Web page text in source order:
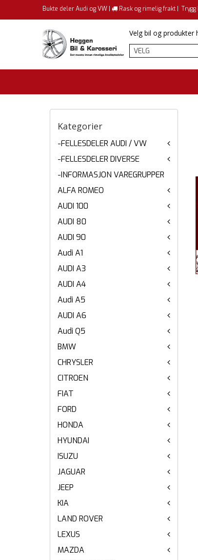
Bukte deler Audi og VW | Rask og rimelig frakt |
Velg bil og produkter
VELG
Kategorier
-FELLESDELER AUDI / VW
-FELLESDELER DIVERSE
-INFORMASJON VAREGRUPPER
ALFA ROMEO
AUDI 100
AUDI 80
AUDI 90
Audi A1
AUDI A3
AUDI A4
Audi A5
AUDI A6
Audi Q5
BMW
CHRYSLER
CITROEN
FIAT
FORD
HONDA
HYUNDAI
ISUZU
JAGUAR
JEEP
KIA
LAND ROVER
LEXUS
MAZDA